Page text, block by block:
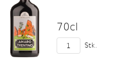
70cl
Stk.